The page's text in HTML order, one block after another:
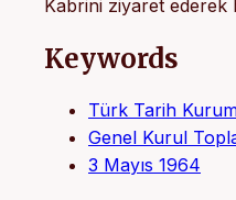
Kabrini ziyaret ederek
Keywords
Türk Tarih
Genel Kurul
3 Mayıs 1964